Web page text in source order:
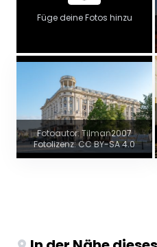
Füge deine Fotos hinzu
Fotoautor: Tilman2007
Fotolizenz: CC BY-SA 4.0